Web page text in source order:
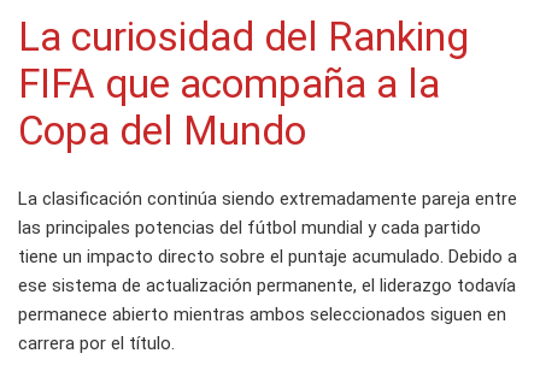
La curiosidad del Ranking
FIFA que acompaña a la
Copa del Mundo
La clasificación continúa siendo extremadamente pareja entre
las principales potencias del fútbol mundial y cada partido
tiene un impacto directo sobre el puntaje acumulado. Debido a
ese sistema de actualización permanente, el liderazgo todavía
permanece abierto mientras ambos seleccionados siguen en
carrera por el título.